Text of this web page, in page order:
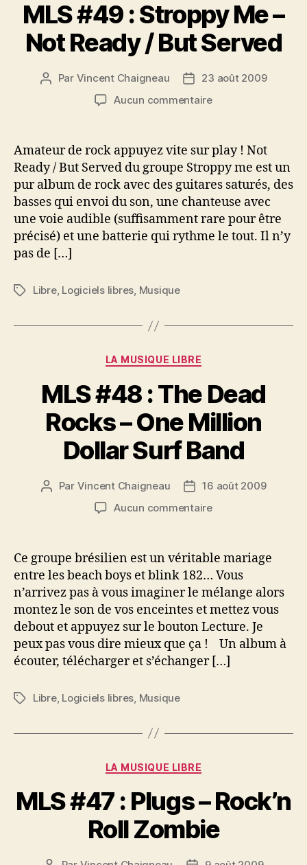
MLS #49 : Stroppy Me –
Not Ready / But Served
Auteur
Par Vincent Chaigneau
Date
de
23 août 2009
Aucun commentairesur
:
Stroppy
Me
–
Not
Ready
/
Amateur de rock appuyez vite sur play ! Not
Ready / But Served du groupe Stroppy me est un
pur album de rock avec des guitares saturés, des
basses qui envoi du son, une chanteuse avec
une voie audible (suffisamment rare pour être
précisé) et une batterie qui rythme le tout. Il n’y
pas de […]
Étiquettes
Libre, Logiciels libres, Musique
Catégories
LA MUSIQUE LIBRE
MLS #48 : The Dead
Rocks – One Million
Dollar Surf Band
Auteur
Par Vincent Chaigneau
Date
de
16 août 2009
Aucun commentairesur
:
Dead
Rocks
–
One
Million
Dollar
Ce groupe brésilien est un véritable mariage
entre les beach boys et blink 182… Vous
n’arrivez pas à vous imaginer le mélange alors
montez le son de vos enceintes et mettez vous
debout et appuyez sur le bouton Lecture. Je
peux pas vous dire mieux que ça ! Un album à
écouter, télécharger et s’échanger […]
Étiquettes
Libre, Logiciels libres Musique
Catégories
LA MUSIQUE LIBRE
MLS #47 : Plugs – Rock’n
Roll Zombie